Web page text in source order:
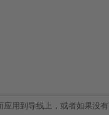
用到导线上，或者如果没